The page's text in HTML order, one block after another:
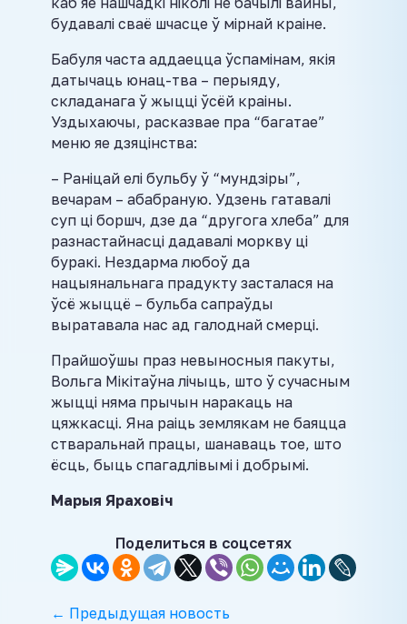
будавалі сваё шчасце ў мірнай краіне.
Бабуля часта аддаецца ўспамінам, якія
датычаць юнац-тва – перыяду,
складанага ў жыцці ўсёй краіны.
Уздыхаючы, расказвае пра “багатае”
меню яе дзяцінства:
– Раніцай елі бульбу ў “мундзіры”,
вечарам – абабраную. Удзень гатавалі
суп ці боршч, дзе да “другога хлеба” для
разнастайнасці дадавалі моркву ці
буракі. Нездарма любоў да
нацыянальнага прадукту засталася на
ўсё жыццё – бульба сапраўды
выратавала нас ад галоднай смерці.
Прайшоўшы праз невыносныя пакуты,
Вольга Мікітаўна лічыць, што ў сучасным
жыцці няма прычын наракаць на
цяжкасці. Яна раіць землякам не баяцца
стваральнай працы, шанаваць тое, што
ёсць, быць спагадлівымі і добрымі.
Марыя Яраховіч
Поделиться в соцсетях
← Предыдущая новость